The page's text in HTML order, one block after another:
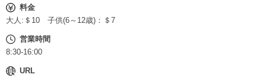
料金
大人:＄10 子供(6～12歳)：＄7
営業時間
8:30-16:00
URL